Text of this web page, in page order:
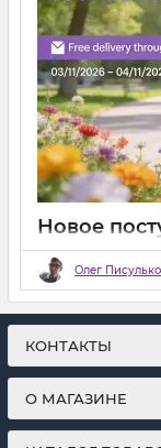
Новое
—
Fунтик
10 03 2026
Олег Писулько
КОНТАКТЫ
О МАГАЗИНЕ